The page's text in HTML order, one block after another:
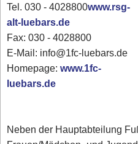
Tel. 030 - 4028800www.rsg-
alt-luebars.de
Fax: 030 - 4028800
E-Mail: info@1fc-luebars.de
Homepage:www.1fc-
luebars.de
Neben der Hauptabteilung